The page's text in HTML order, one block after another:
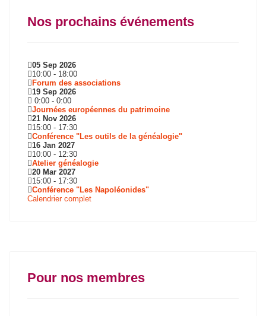
Nos prochains événements
05 Sep 2026
10:00 - 18:00
Forum des associations
19 Sep 2026
0:00 - 0:00
Journées européennes du patrimoine
21 Nov 2026
15:00 - 17:30
Conférence "Les outils de la généalogie"
16 Jan 2027
10:00 - 12:30
Atelier généalogie
20 Mar 2027
15:00 - 17:30
Conférence "Les Napoléonides"
Calendrier complet
Pour nos membres